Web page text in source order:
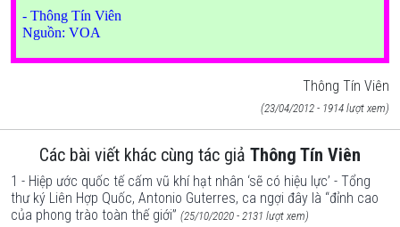
- Thông Tín Viên
Nguồn: VOA
Thông Tín Viên
(23/04/2012 - 1914 lượt xem)
Các bài viết khác cùng tác giả Thông Tín Viên
1 - Hiệp ước quốc tế cấm vũ khí hạt nhân ‘sẽ có hiệu lực’ - Tổng
thư ký Liên Hợp Quốc, Antonio Guterres, ca ngợi đây là “đỉnh cao
của phong trào toàn thế giới” (25/10/2020 - 2131 lượt xem)